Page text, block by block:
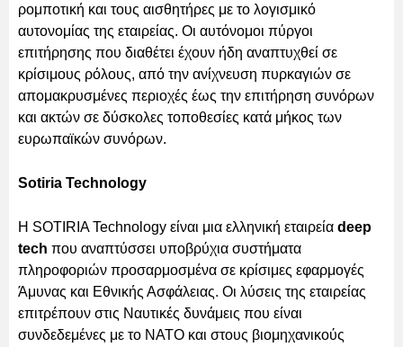
ρομποτική και τους αισθητήρες με το λογισμικό
αυτονομίας της εταιρείας. Οι αυτόνομοι πύργοι
επιτήρησης που διαθέτει έχουν ήδη αναπτυχθεί σε
κρίσιμους ρόλους, από την ανίχνευση πυρκαγιών σε
απομακρυσμένες περιοχές έως την επιτήρηση συνόρων
και ακτών σε δύσκολες τοποθεσίες κατά μήκος των
ευρωπαϊκών συνόρων.
Sotiria Technology
Η SOTIRIA Technology είναι μια ελληνική εταιρεία deep
tech που αναπτύσσει υποβρύχια συστήματα
πληροφοριών προσαρμοσμένα σε κρίσιμες εφαρμογές
Άμυνας και Εθνικής Ασφάλειας. Οι λύσεις της εταιρείας
επιτρέπουν στις Ναυτικές δυνάμεις που είναι
συνδεδεμένες με το ΝΑΤΟ και στους βιομηχανικούς